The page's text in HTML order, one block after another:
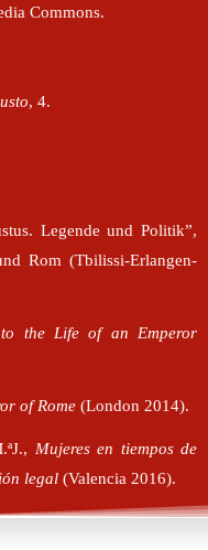
Commons.
, 4.
Legende und Politik”,
Rom (Tbilissi-Erlangen-
the Life of an Emperor
of Rome (London 2014).
Mujeres en tiempos de
legal(Valencia 2016).